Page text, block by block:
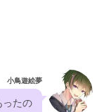
小鳥遊絵夢
ったの